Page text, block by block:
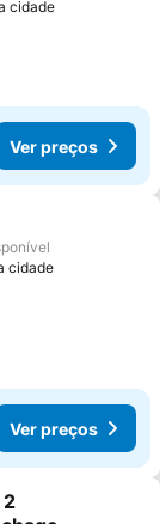
cidade
Ver preços
cidade
Ver preços